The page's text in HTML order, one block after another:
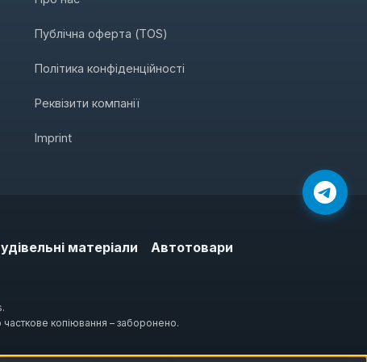
Публічна оферта (TOS)
Політика конфіденційності
Реквізити компанії
Imprint
матеріали Автотовари
копіювання – заборонено.